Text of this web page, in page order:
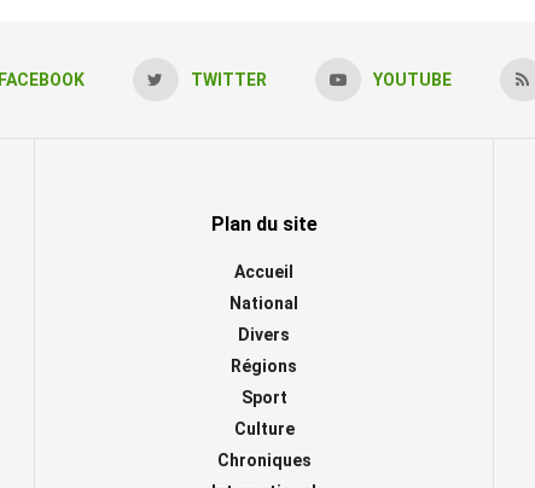
FACEBOOK TWITTER YOUTUBE
Plan du site
Accueil
National
Divers
Régions
Sport
Culture
Chroniques